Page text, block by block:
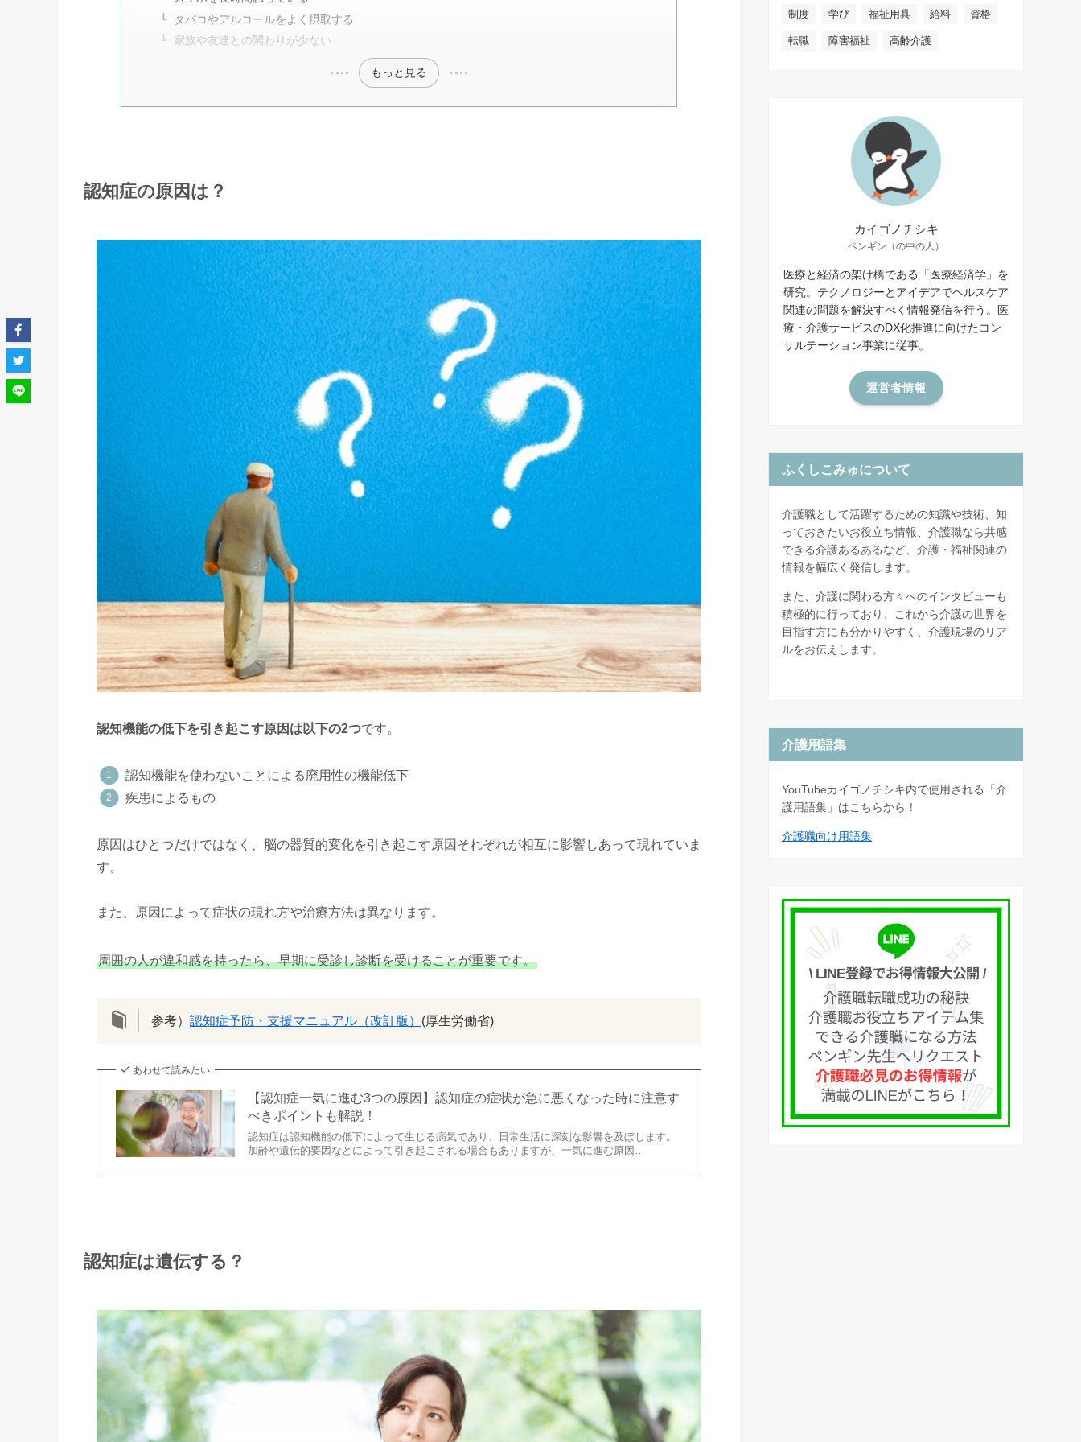
タバコやアルコールをよく摂取する
家族や友達との関わりが少ない
もっと見る
認知症の原因は？
認知機能の低下を引き起こす原因は以下の2つです。
認知機能を使わないことによる廃用性の機能低下
疾患によるもの
原因はひとつだけではなく、脳の器質的変化を引き起こす原因それぞれが相互に影響しあって現れていま
す。
また、原因によって症状の現れ方や治療方法は異なります。
周囲の人が違和感を持ったら、早期に受診し診断を受けることが重要です。
参考） 認知症予防・支援マニュアル（改訂版） (厚生労働省)
あわせて読みたい
【認知症一気に進む3つの原因】認知症の症状が急に悪くなった時に注意す
べきポイントも解説！
認知症は認知機能の低下によって生じる病気であり、日常生活に深刻な影響を及ぼします。
加齢や遺伝的要因などによって引き起こされる場合もありますが、一気に進む原因…
認知症は遺伝する？
制度 学び 福祉用具 給料 資格
転職 障害福祉 高齢介護
カイゴノチシキ
ペンギン（の中の人）
医療と経済の架け橋である「医療経済学」を
研究。テクノロジーとアイデアでヘルスケア
関連の問題を解決すべく情報発信を行う。医
療・介護サービスのDX化推進に向けたコン
サルテーション事業に従事。
運営者情報
ふくしこみゅについて
介護職として活躍するための知識や技術、知
っておきたいお役立ち情報、介護職なら共感
できる介護あるあるなど、介護・福祉関連の
情報を幅広く発信します。
また、介護に関わる方々へのインタビューも
積極的に行っており、これから介護の世界を
目指す方にも分かりやすく、介護現場のリア
ルをお伝えします。
介護用語集
YouTubeカイゴノチシキ内で使用される「介
護用語集」はこちらから！
介護職向け用語集